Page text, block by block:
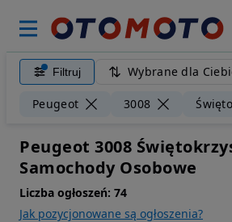
Filtruj Wybrane dla
Peugeot 3008
Peugeot 3008
Samochody Osobowe
Liczba ogłoszeń: 74
Jak pozycjonowane są ogłoszenia?